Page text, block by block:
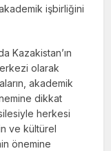
işbirliğini
Kazakistan’ın
olarak
akademik
dikkat
herkesi
ve kültürel
önemine